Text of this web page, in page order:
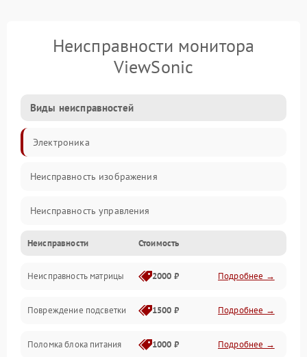
Неисправности монитора
ViewSonic
Виды неисправностей
Электроника
Неисправность изображения
Неисправность управления
Неисправность интерфейсов
Прочие неисправности
Неисправность звука
Механические повреждения
Неисправности Стоимость
Неисправность матрицы 2000 ₽ Подробнее →
Повреждение подсветки 1500 ₽ Подробнее →
Поломка блока питания 1000 ₽ Подробнее →